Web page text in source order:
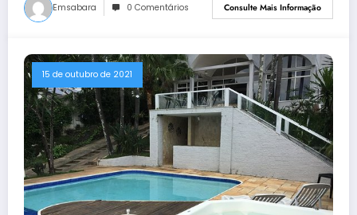
Emsabara 0 Comentários Consulte Mais Informação
15 de outubro de 2021